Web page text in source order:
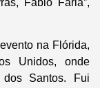
na Flórida,
Unidos, onde
Santos. Fui